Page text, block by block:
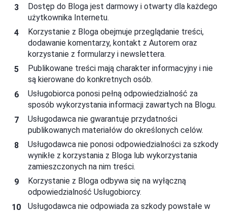
Dostęp do Bloga jest darmowy i otwarty dla każdego
użytkownika Internetu.
Korzystanie z Bloga obejmuje przeglądanie treści,
dodawanie komentarzy, kontakt z Autorem oraz
korzystanie z formularzy i newslettera.
Publikowane treści mają charakter informacyjny i nie
są kierowane do konkretnych osób.
Usługobiorca ponosi pełną odpowiedzialność za
sposób wykorzystania informacji zawartych na Blogu.
Usługodawca nie gwarantuje przydatności
publikowanych materiałów do określonych celów.
Usługodawca nie ponosi odpowiedzialności za szkody
wynikłe z korzystania z Bloga lub wykorzystania
zamieszczonych na nim treści.
Korzystanie z Bloga odbywa się na wyłączną
odpowiedzialność Usługobiorcy.
Usługodawca nie odpowiada za szkody powstałe w